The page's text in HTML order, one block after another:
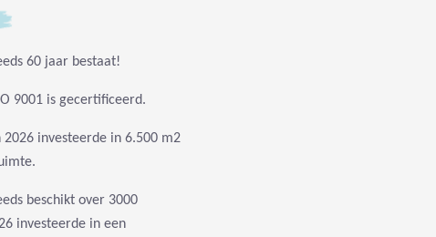
60 jaar bestaat!
9001 is gecertificeerd.
investeerde in 6.500 m2
beschikt over 3000
investeerde in een